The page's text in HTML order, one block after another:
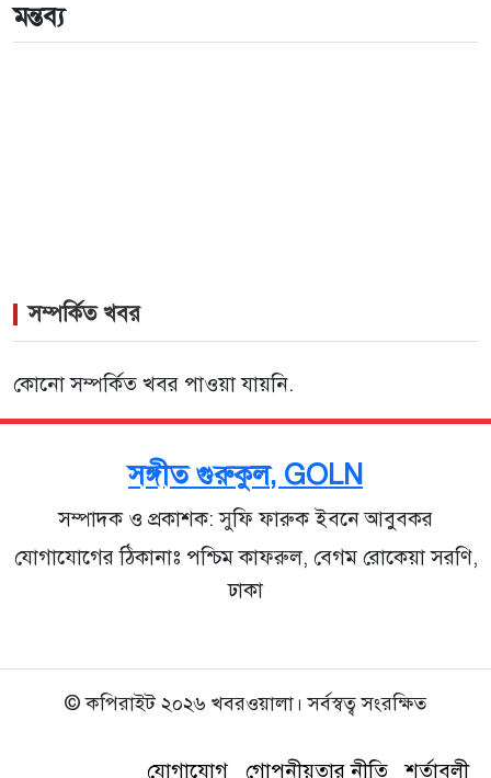
মন্তব্য
সম্পর্কিত খবর
কোনো সম্পর্কিত খবর পাওয়া যায়নি.
সঙ্গীত গুরুকুল, GOLN
সম্পাদক ও প্রকাশক: সুফি ফারুক ইবনে আবুবকর
যোগাযোগের ঠিকানাঃ পশ্চিম কাফরুল, বেগম রোকেয়া সরণি,
ঢাকা
© কপিরাইট ২০২৬ খবরওয়ালা। সর্বস্বত্ব সংরক্ষিত
যোগাযোগ গোপনীয়তার নীতি শর্তাবলী